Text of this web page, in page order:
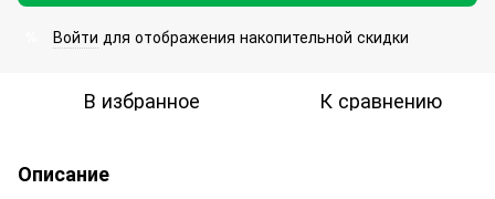
Войти для отображения накопительной скидки
В избранное К сравнению
Описание